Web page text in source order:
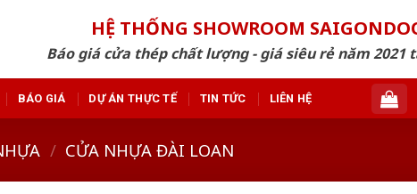
HỆ THỐNG SHOWROOM
Báo giá cửa thép chất lượng - giá siêu rẻ năm 2021
BÁO GIÁ DỰ ÁN THỰC TẾ TIN TỨC LIÊN HỆ
/ CỬA NHỰA ĐÀI LOAN